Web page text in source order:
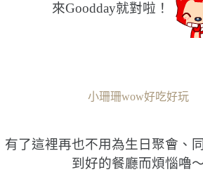
來Goodday就對啦！
小珊珊wow好吃好玩
有了這裡再也不用為生日聚會、
到好的餐廳而煩惱嚕